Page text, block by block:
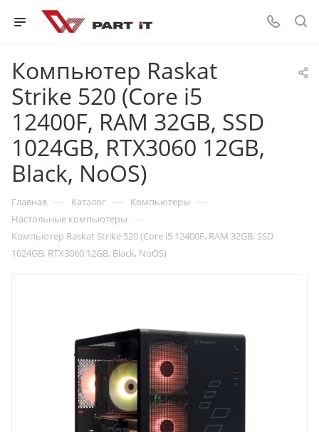
Компьютер Raskat
Strike 520 (Cоre i5
12400F, RAM 32GB, SSD
1024GB, RTX3060 12GB,
Black, NoOS)
Главная — Каталог — Компьютеры —
Настольные компьютеры —
Компьютер Raskat Strike 520 (Cоre i5 12400F, RAM 32GB, SSD
1024GB, RTX3060 12GB, Black, NoOS)